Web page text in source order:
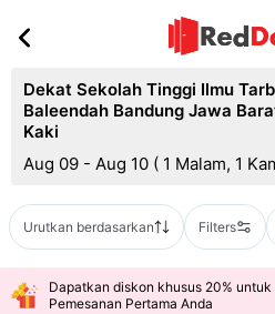
Dekat Sekolah Tinggi Ilmu
Baleendah Bandung Jawa
Kaki
Aug 09 - Aug 10 ( 1 Malam, 1
Urutkan berdasarkan Filters
Dapatkan diskon khusus 20% untuk
Pemesanan Pertama Anda